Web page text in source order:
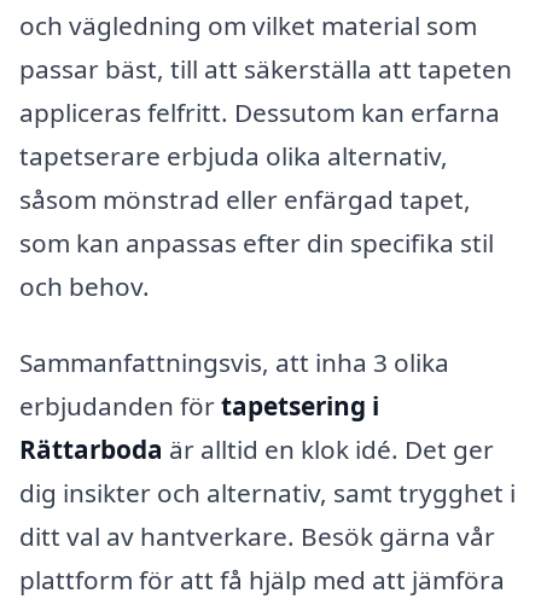
och vägledning om vilket material som
passar bäst, till att säkerställa att tapeten
appliceras felfritt. Dessutom kan erfarna
tapetserare erbjuda olika alternativ,
såsom mönstrad eller enfärgad tapet,
som kan anpassas efter din specifika stil
och behov.
Sammanfattningsvis, att inha 3 olika
erbjudanden förtapetsering i
Rättarboda är alltid en klok idé. Det ger
dig insikter och alternativ, samt trygghet i
ditt val av hantverkare. Besök gärna vår
plattform för att få hjälp med att jämföra